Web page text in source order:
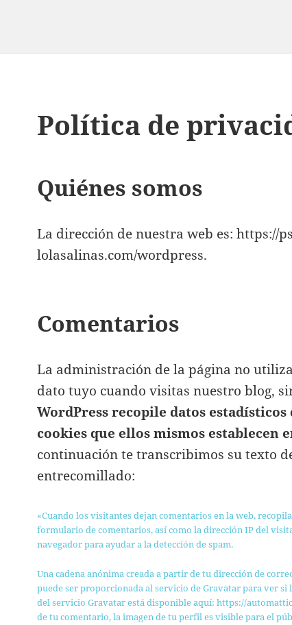
Política de
Quiénes somos
La dirección de nuestra web es: https://
lolasalinas.com/wordpress.
Comentarios
La administración de la página no
dato tuyo cuando visitas nuestro blog,
WordPress recopile datos estadísticos
cookies que ellos mismos establecen
continuación te transcribimos su texto
entrecomillado:
«Cuando los visitantes dejan comentarios en la web,
formulario de comentarios, así como la dirección IP del
navegador para ayudar a la detección de spam.
Una cadena anónima creada a partir de tu dirección de
puede ser proporcionada al servicio de Gravatar para ver si
del servicio Gravatar está disponible aquí: https://
de tu comentario, la imagen de tu perfil es visible para el